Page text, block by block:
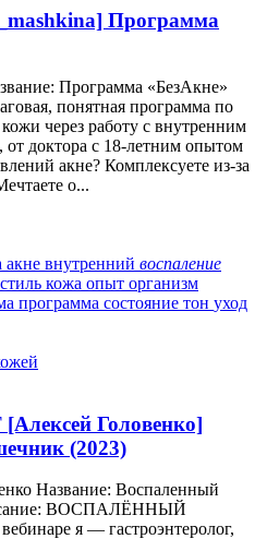
Программа
Программа «БезАкне»
понятная программа по
через работу с внутренним
от доктора с 18-летним опытом
акне? Комплексуете из-за
о...
акне внутренний воспаление
кожа опыт организм
программа состояние тон уход
[Алексей Головенко]
(2023)
Название: Воспаленный
ВОСПАЛЁННЫЙ
я — гастроэнтеролог,